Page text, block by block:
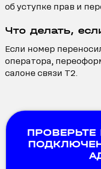
об уступке прав и
Что делать,
Если номер
оператора,
салоне связи T2.